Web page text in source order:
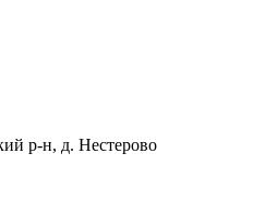
р-н, д. Нестерово